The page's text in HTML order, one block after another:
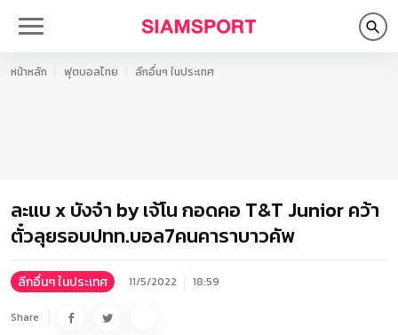
หน้าหลัก ฟุตบอลไทย ลีกอื่นๆ ในประเทศ
ละแบ x บังจ๋า by เจ้โน กอดคอ T&T Junior คว้า
ตั๋วลุยรอบปทท.บอล7คนคาราบาวคัพ
ลีกอื่นๆ ในประเทศ 11/5/2022 18:59
Share